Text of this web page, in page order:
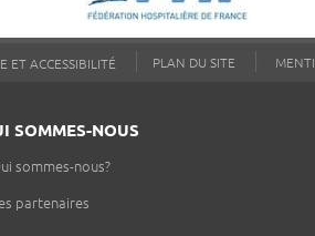
ET ACCESSIBILITÉ PLAN DU SITE
SOMMES-NOUS
sommes-nous?
partenaires